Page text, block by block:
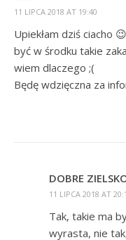
11 LIPCA 2018 AT 19:40
Upiekłam dziś ciacho
być w środku takie
wiem dlaczego ;(
Będę wdzięczna za
DOBRE
11 LIPCA 2018 AT
Tak, takie ma
wyrasta, nie